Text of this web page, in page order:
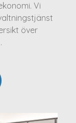
Vi
över